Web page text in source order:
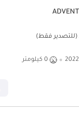
2022 0 كيلومتر